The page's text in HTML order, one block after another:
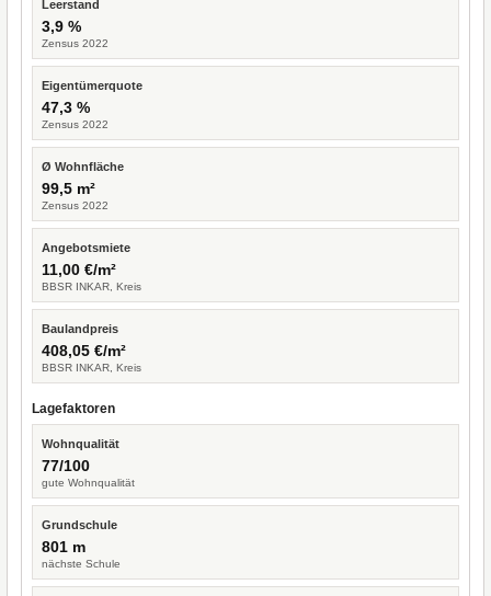
Leerstand
3,9 %
Zensus 2022
Eigentümerquote
47,3 %
Zensus 2022
Ø Wohnfläche
99,5 m²
Zensus 2022
Angebotsmiete
11,00 €/m²
BBSR INKAR, Kreis
Baulandpreis
408,05 €/m²
BBSR INKAR, Kreis
Lagefaktoren
Wohnqualität
77/100
gute Wohnqualität
Grundschule
801 m
nächste Schule